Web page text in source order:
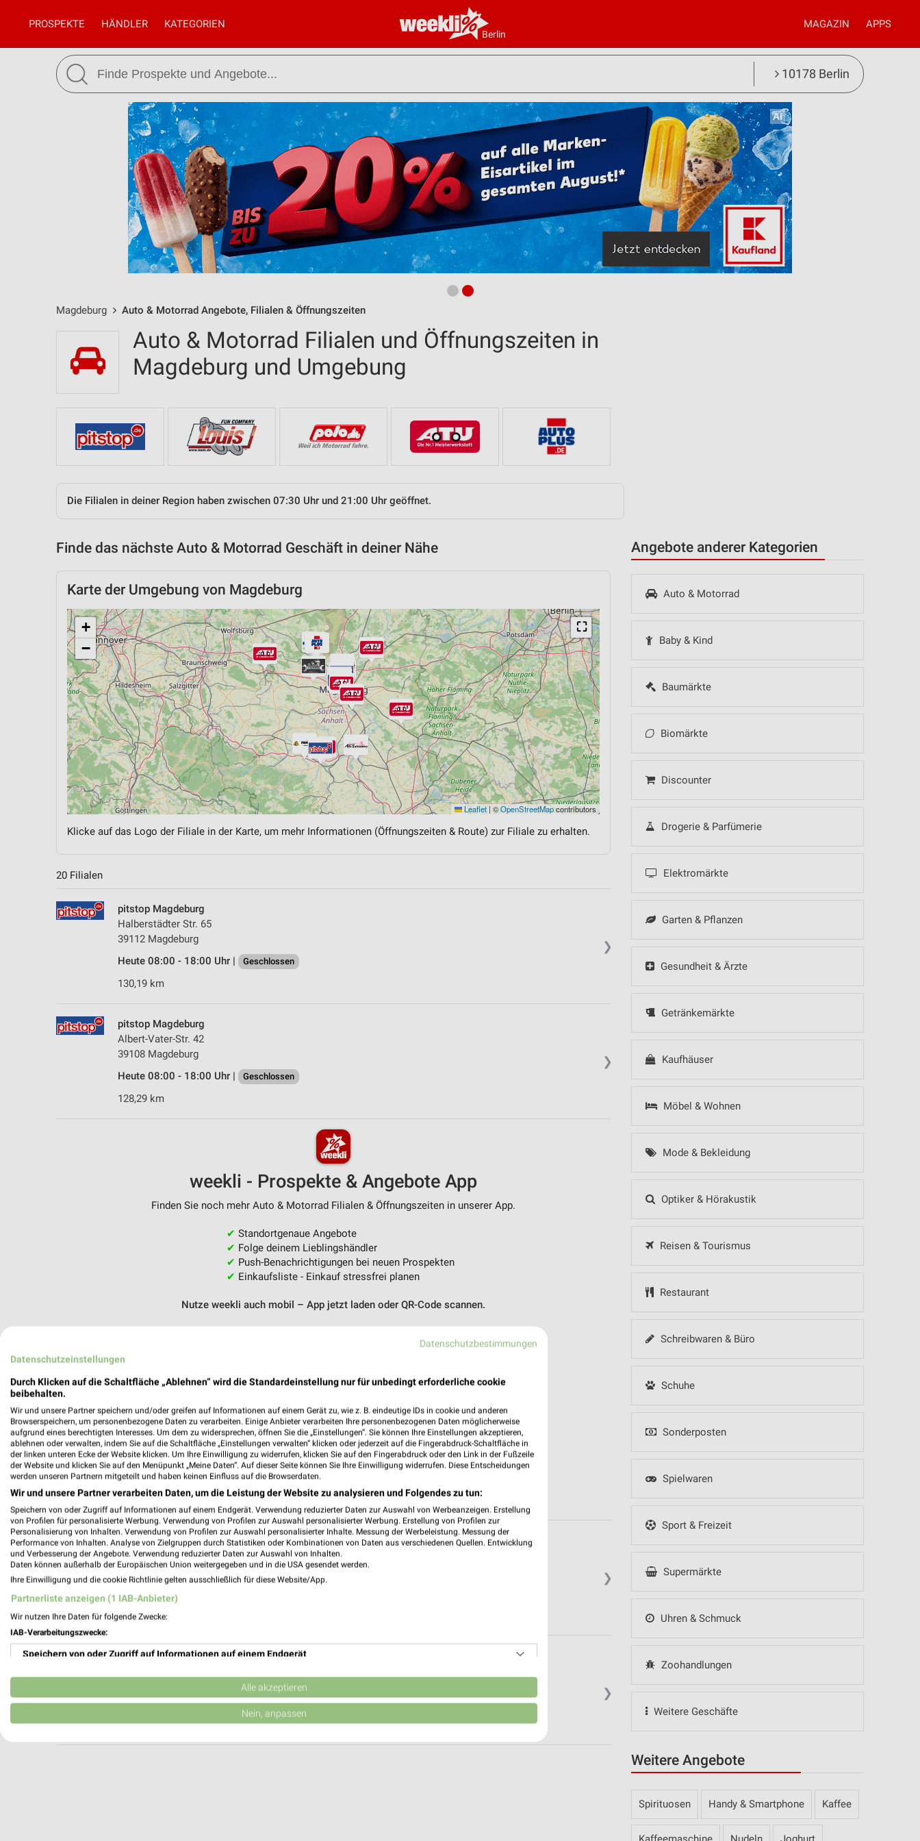
Berlin
PROSPEKTE HÄNDLER KATEGORIEN MAGAZIN APPS
10178 Berlin
Magdeburg Auto & Motorrad Angebote, Filialen & Öffnungszeiten
Angebote anderer Kategorien
Auto & Motorrad
Baby & Kind
Baumärkte
Biomärkte
Discounter
Drogerie & Parfümerie
Elektromärkte
Garten & Pflanzen
Gesundheit & Ärzte
Getränkemärkte
Kaufhäuser
Möbel & Wohnen
Mode & Bekleidung
Optiker & Hörakustik
Reisen & Tourismus
Restaurant
Schreibwaren & Büro
Schuhe
Sonderposten
Spielwaren
Sport & Freizeit
Supermärkte
Uhren & Schmuck
Zoohandlungen
Weitere Geschäfte
Weitere Angebote
Spirituosen Handy & Smartphone Kaffee
Auto & Motorrad Filialen und Öffnungszeiten in
Magdeburg und Umgebung
Die Filialen in deiner Region haben zwischen 07:30 Uhr und 21:00 Uhr geöffnet.
Finde das nächste Auto & Motorrad Geschäft in deiner Nähe
Karte der Umgebung von Magdeburg
⛶
+
−
Leaflet | ©OpenStreetMapcontributors
Klicke auf das Logo der Filiale in der Karte, um mehr Informationen (Öffnungszeiten & Route) zur Filiale zu erhalten.
20 Filialen
❯
pitstop Magdeburg
Halberstädter Str. 65
39112 Magdeburg
Heute 08:00 - 18:00 Uhr |
Geschlossen
130,19 km
❯
pitstop Magdeburg
Albert-Vater-Str. 42
39108 Magdeburg
Heute 08:00 - 18:00 Uhr |
Geschlossen
128,29 km
weekli - Prospekte & Angebote App
Finden Sie noch mehr Auto & Motorrad Filialen & Öffnungszeiten in unserer App.
✔ Standortgenaue Angebote
✔ Folge deinem Lieblingshändler
✔ Push-Benachrichtigungen bei neuen Prospekten
✔ Einkaufsliste - Einkauf stressfrei planen
Nutze weekli auch mobil – App jetzt laden oder QR-Code scannen.
❯
Louis MEGAShop Magdeburg
Lübecker Straße 134
39124 Magdeburg
Heute 09:00 - 21:00 Uhr |
126,81 km
❯
pitstop Magdeburg
Heute 08:00 - 18:00 Uhr | Geschlossen
Datenschutzbestimmungen
Datenschutzeinstellungen
Durch Klicken auf die Schaltfläche „Ablehnen“ wird die Standardeinstellung nur für unbedingt erforderliche cookie
beibehalten.
Wir und unsere Partner speichern und/oder greifen auf Informationen auf einem Gerät zu, wie z. B. eindeutige IDs in cookie und anderen
Browserspeichern, um personenbezogene Daten zu verarbeiten. Einige Anbieter verarbeiten Ihre personenbezogenen Daten möglicherweise
aufgrund eines berechtigten Interesses. Um dem zu widersprechen, öffnen Sie die „Einstellungen“. Sie können Ihre Einstellungen akzeptieren,
ablehnen oder verwalten, indem Sie auf die Schaltfläche „Einstellungen verwalten“ klicken oder jederzeit auf die Fingerabdruck-Schaltfläche in
der linken unteren Ecke der Website klicken. Um Ihre Einwilligung zu widerrufen, klicken Sie auf den Fingerabdruck oder den Link in der Fußzeile
der Website und klicken Sie auf den Menüpunkt „Meine Daten“. Auf dieser Seite können Sie Ihre Einwilligung widerrufen. Diese Entscheidungen
werden unseren Partnern mitgeteilt und haben keinen Einfluss auf die Browserdaten.
Wir und unsere Partner verarbeiten Daten, um die Leistung der Website zu analysieren und Folgendes zu tun:
Speichern von oder Zugriff auf Informationen auf einem Endgerät. Verwendung reduzierter Daten zur Auswahl von Werbeanzeigen. Erstellung
von Profilen für personalisierte Werbung. Verwendung von Profilen zur Auswahl personalisierter Werbung. Erstellung von Profilen zur
Personalisierung von Inhalten. Verwendung von Profilen zur Auswahl personalisierter Inhalte. Messung der Werbeleistung. Messung der
Performance von Inhalten. Analyse von Zielgruppen durch Statistiken oder Kombinationen von Daten aus verschiedenen Quellen. Entwicklung
und Verbesserung der Angebote. Verwendung reduzierter Daten zur Auswahl von Inhalten.
Daten können außerhalb der Europäischen Union weitergegeben und in die USA gesendet werden.
Ihre Einwilligung und die cookie Richtlinie gelten ausschließlich für diese Website/App.
Partnerliste anzeigen (1 IAB-Anbieter)
Wir nutzen Ihre Daten für folgende Zwecke:
IAB-Verarbeitungszwecke:
Speichern von oder Zugriff auf Informationen auf einem Endgerät
Verwendung reduzierter Daten zur Auswahl von Werbeanzeigen
Erstellung von Profilen für personalisierte Werbung
Alle akzeptieren
Nein, anpassen